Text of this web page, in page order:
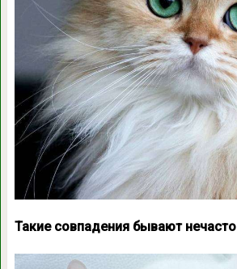
Такие совпадения бывают нечасто